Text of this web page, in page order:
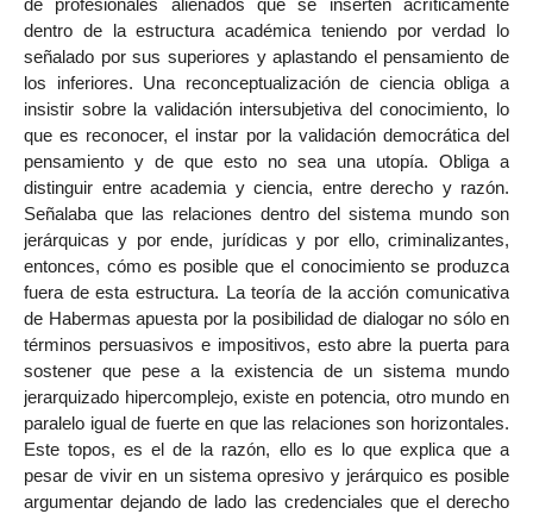
de profesionales alienados que se inserten acríticamente
dentro de la estructura académica teniendo por verdad lo
señalado por sus superiores y aplastando el pensamiento de
los inferiores. Una reconceptualización de ciencia obliga a
insistir sobre la validación intersubjetiva del conocimiento, lo
que es reconocer, el instar por la validación democrática del
pensamiento y de que esto no sea una utopía. Obliga a
distinguir entre academia y ciencia, entre derecho y razón.
Señalaba que las relaciones dentro del sistema mundo son
jerárquicas y por ende, jurídicas y por ello, criminalizantes,
entonces, cómo es posible que el conocimiento se produzca
fuera de esta estructura. La teoría de la acción comunicativa
de Habermas apuesta por la posibilidad de dialogar no sólo en
términos persuasivos e impositivos, esto abre la puerta para
sostener que pese a la existencia de un sistema mundo
jerarquizado hipercomplejo, existe en potencia, otro mundo en
paralelo igual de fuerte en que las relaciones son horizontales.
Este topos, es el de la razón, ello es lo que explica que a
pesar de vivir en un sistema opresivo y jerárquico es posible
argumentar dejando de lado las credenciales que el derecho